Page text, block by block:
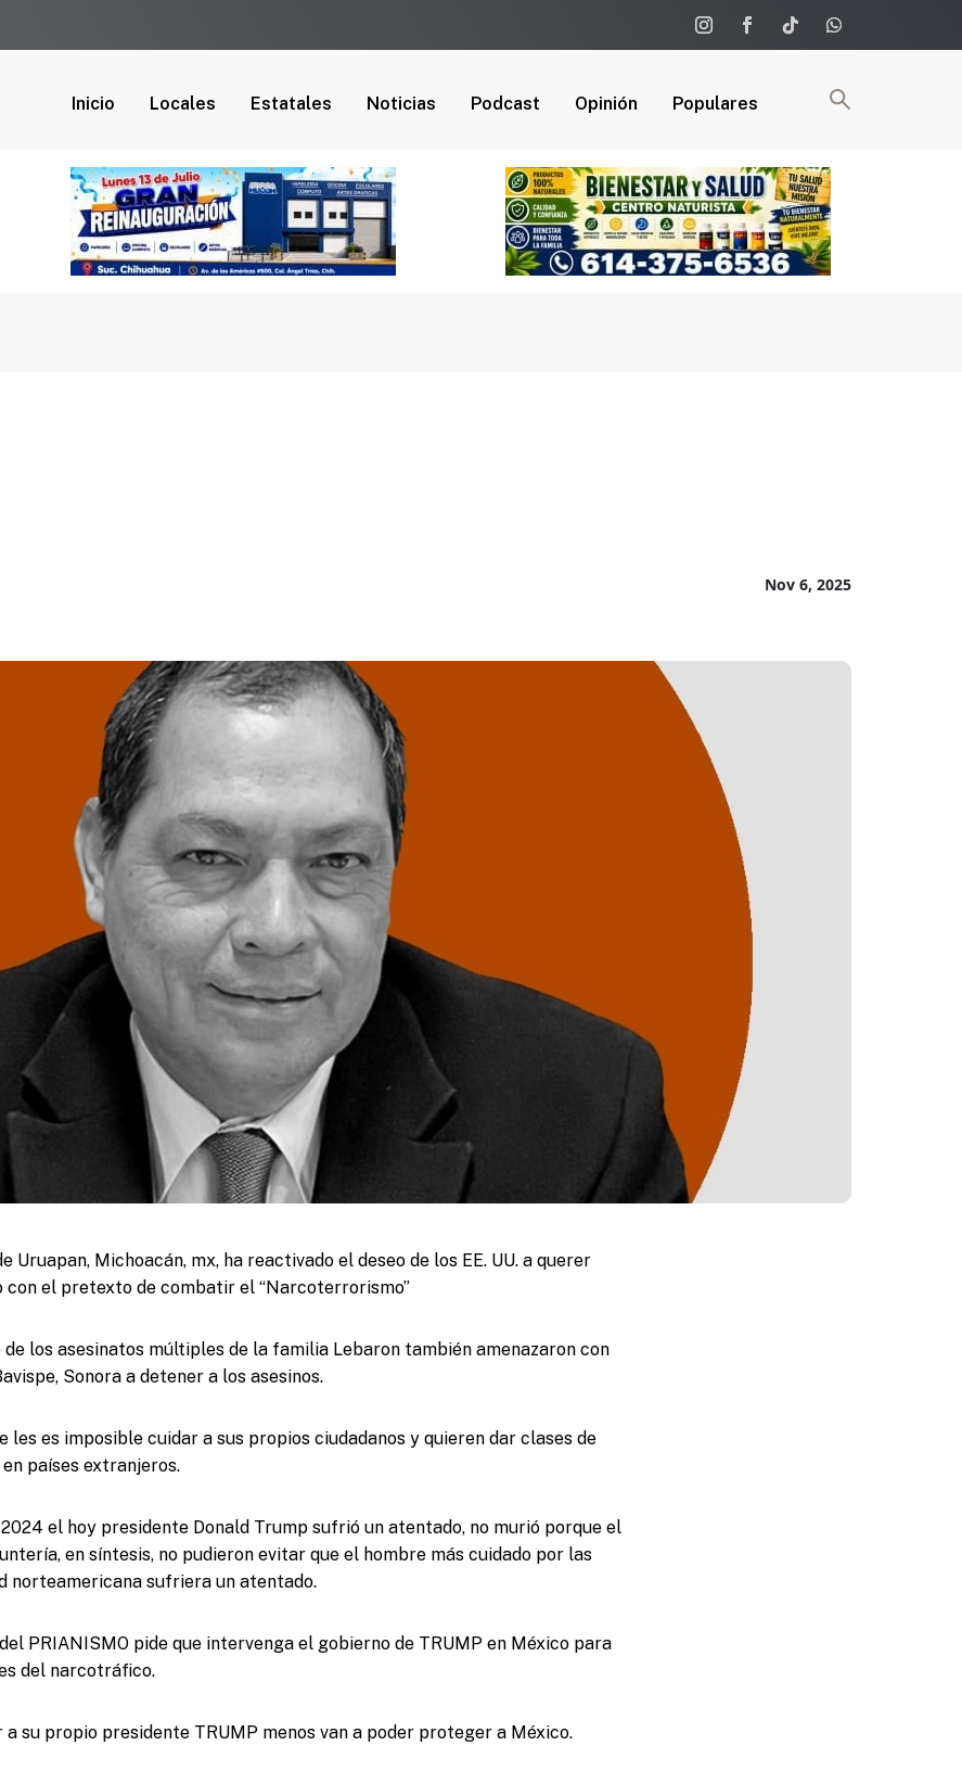
Inicio Locales Estatales Noticias Podcast Opinión Populares
Nov 6, 2025
Uruapan, Michoacán, mx, ha reactivado el deseo de los EE. UU. a querer
con el pretexto de combatir el “Narcoterrorismo”
de los asesinatos múltiples de la familia Lebaron también amenazaron con
Sonora a detener a los asesinos.
les es imposible cuidar a sus propios ciudadanos y quieren dar clases de
países extranjeros.
el hoy presidente Donald Trump sufrió un atentado, no murió porque el
en síntesis, no pudieron evitar que el hombre más cuidado por las
norteamericana sufriera un atentado.
PRIANISMO pide que intervenga el gobierno de TRUMP en México para
del narcotráfico.
su propio presidente TRUMP menos van a poder proteger a México.